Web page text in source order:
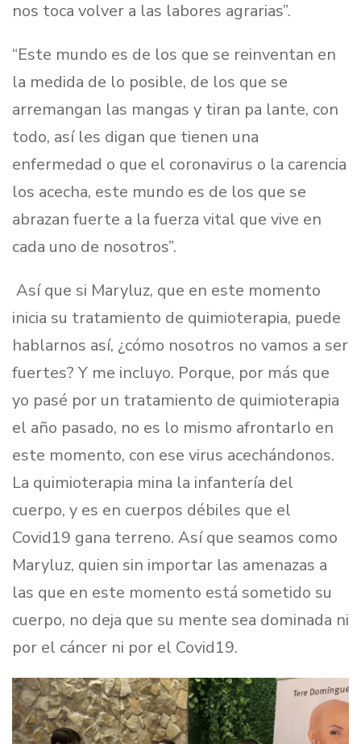
nos toca volver a las labores agrarias”.
“Este mundo es de los que se reinventan en
la medida de lo posible, de los que se
arremangan las mangas y tiran pa lante, con
todo, así les digan que tienen una
enfermedad o que el coronavirus o la carencia
los acecha, este mundo es de los que se
abrazan fuerte a la fuerza vital que vive en
cada uno de nosotros”.
Así que si Maryluz, que en este momento
inicia su tratamiento de quimioterapia, puede
hablarnos así, ¿cómo nosotros no vamos a ser
fuertes? Y me incluyo. Porque, por más que
yo pasé por un tratamiento de quimioterapia
el año pasado, no es lo mismo afrontarlo en
este momento, con ese virus acechándonos.
La quimioterapia mina la infantería del
cuerpo, y es en cuerpos débiles que el
Covid19 gana terreno. Así que seamos como
Maryluz, quien sin importar las amenazas a
las que en este momento está sometido su
cuerpo, no deja que su mente sea dominada ni
por el cáncer ni por el Covid19.